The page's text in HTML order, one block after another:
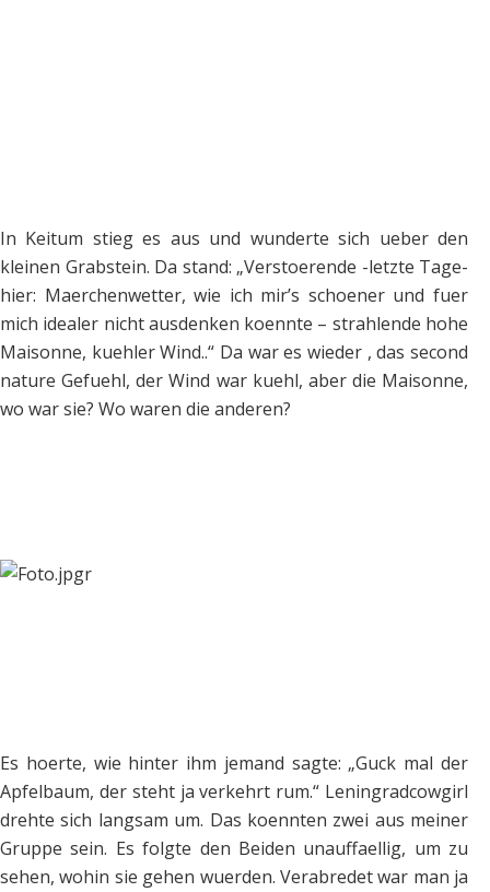
In Keitum stieg es aus und wunderte sich ueber den
kleinen Grabstein. Da stand: „Verstoerende -letzte Tage-
hier: Maerchenwetter, wie ich mir’s schoener und fuer
mich idealer nicht ausdenken koennte – strahlende hohe
Maisonne, kuehler Wind..“ Da war es wieder , das second
nature Gefuehl, der Wind war kuehl, aber die Maisonne,
wo war sie? Wo waren die anderen?
Es hoerte, wie hinter ihm jemand sagte: „Guck mal der
Apfelbaum, der steht ja verkehrt rum.“ Leningradcowgirl
drehte sich langsam um. Das koennten zwei aus meiner
Gruppe sein. Es folgte den Beiden unauffaellig, um zu
sehen, wohin sie gehen wuerden. Verabredet war man ja